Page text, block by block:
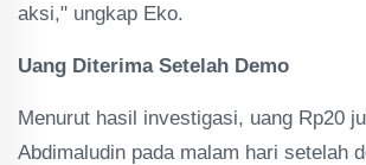
aksi," ungkap Eko.
Uang Diterima Setelah Demo
Menurut hasil investigasi, uang Rp20
Abdimaludin pada malam hari setelah